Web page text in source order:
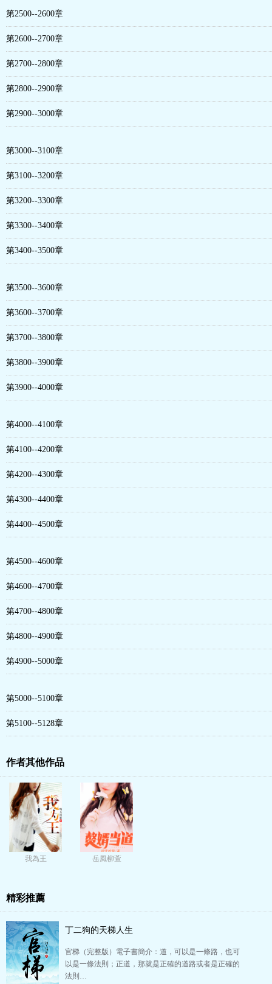
第2500--2600章
第2600--2700章
第2700--2800章
第2800--2900章
第2900--3000章
第3000--3100章
第3100--3200章
第3200--3300章
第3300--3400章
第3400--3500章
第3500--3600章
第3600--3700章
第3700--3800章
第3800--3900章
第3900--4000章
第4000--4100章
第4100--4200章
第4200--4300章
第4300--4400章
第4400--4500章
第4500--4600章
第4600--4700章
第4700--4800章
第4800--4900章
第4900--5000章
第5000--5100章
第5100--5128章
作者其他作品
我為王 岳風柳萱
精彩推薦
丁二狗的天梯人生
官梯（完整版）電子書簡介：道，可以是一條路，也可
以是一條法則；正道，那就是正確的道路或者是正確的
法則…